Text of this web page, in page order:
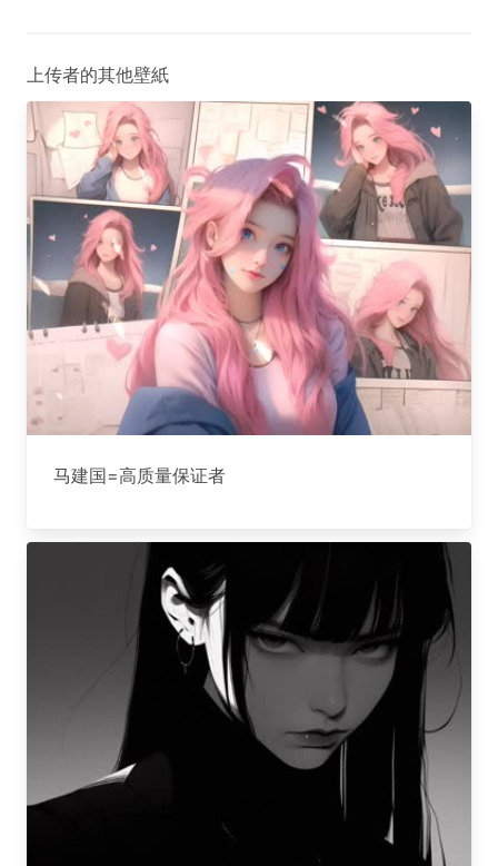
上传者的其他壁紙
马建国=高质量保证者